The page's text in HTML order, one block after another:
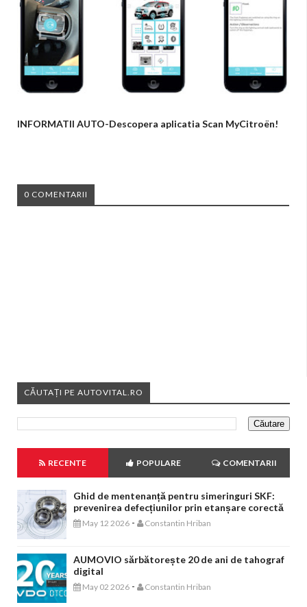
INFORMATII AUTO-Descopera aplicatia Scan MyCitroën!
0 COMENTARII
CĂUTAȚI PE AUTOVITAL.RO
RECENTE POPULARE COMENTARII
Ghid de mentenanță pentru simeringuri SKF:
prevenirea defecțiunilor prin etanșare corectă
May 12 2026 - Constantin Hriban
AUMOVIO sărbătorește 20 de ani de tahograf
digital
May 02 2026 - Constantin Hriban